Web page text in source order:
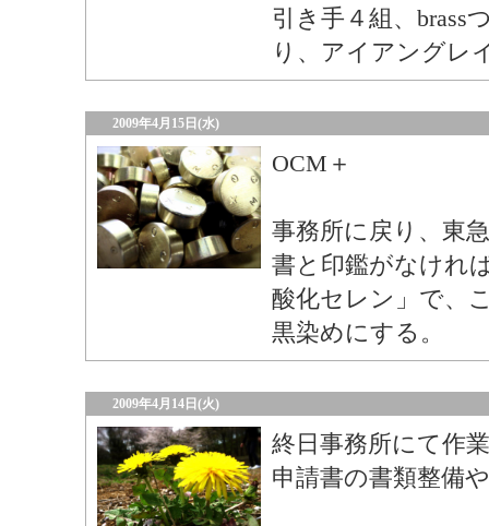
引き手４組、brass
り、アイアングレ
2009年4月15日(水)
OCM＋
事務所に戻り、東
書と印鑑がなけれ
酸化セレン」で、
黒染めにする。
2009年4月14日(火)
終日事務所にて作
申請書の書類整備